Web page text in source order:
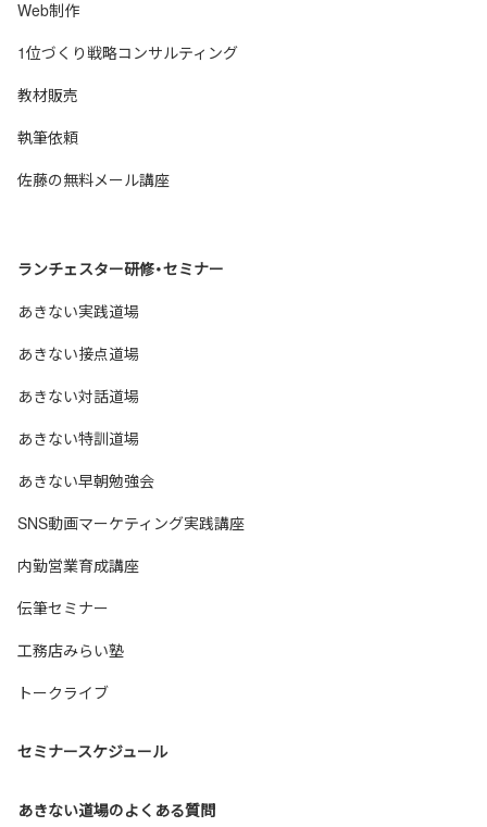
Web制作
1位づくり戦略コンサルティング
教材販売
執筆依頼
佐藤の無料メール講座
ランチェスター研修・セミナー
あきない実践道場
あきない接点道場
あきない対話道場
あきない特訓道場
あきない早朝勉強会
SNS動画マーケティング実践講座
内勤営業育成講座
伝筆セミナー
工務店みらい塾
トークライブ
セミナースケジュール
あきない道場のよくある質問